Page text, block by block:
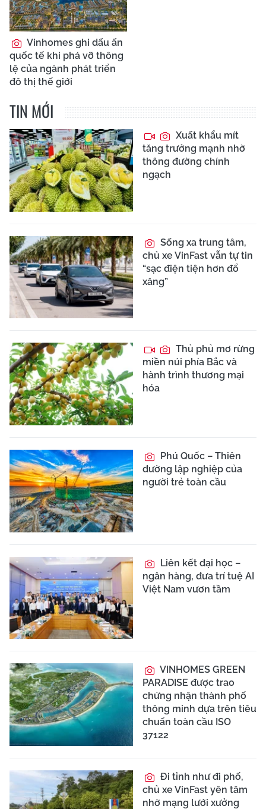
Vinhomes ghi dấu ấn
quốc tế khi phá vỡ thông
lệ của ngành phát triển
đô thị thế giới
TIN MỚI
Xuất khẩu mít
tăng trưởng mạnh nhờ
thông đường chính
ngạch
Sống xa trung tâm,
chủ xe VinFast vẫn tự tin
“sạc điện tiện hơn đổ
xăng”
Thủ phủ mơ rừng
miền núi phía Bắc và
hành trình thương mại
hóa
Phú Quốc – Thiên
đường lập nghiệp của
người trẻ toàn cầu
Liên kết đại học –
ngân hàng, đưa trí tuệ AI
Việt Nam vươn tầm
VINHOMES GREEN
PARADISE được trao
chứng nhận thành phố
thông minh dựa trên tiêu
chuẩn toàn cầu ISO
37122
Đi tỉnh như đi phố,
chủ xe VinFast yên tâm
nhờ mạng lưới xưởng